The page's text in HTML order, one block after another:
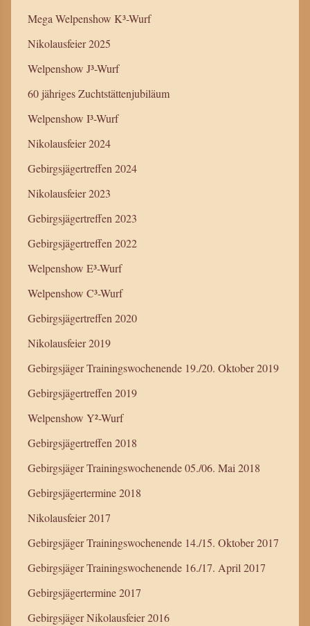
Mega Welpenshow K³-Wurf
Nikolausfeier 2025
Welpenshow J³-Wurf
60 jähriges Zuchtstättenjubiläum
Welpenshow I³-Wurf
Nikolausfeier 2024
Gebirgsjägertreffen 2024
Nikolausfeier 2023
Gebirgsjägertreffen 2023
Gebirgsjägertreffen 2022
Welpenshow E³-Wurf
Welpenshow C³-Wurf
Gebirgsjägertreffen 2020
Nikolausfeier 2019
Gebirgsjäger Trainingswochenende 19./20. Oktober 2019
Gebirgsjägertreffen 2019
Welpenshow Y²-Wurf
Gebirgsjägertreffen 2018
Gebirgsjäger Trainingswochenende 05./06. Mai 2018
Gebirgsjägertermine 2018
Nikolausfeier 2017
Gebirgsjäger Trainingswochenende 14./15. Oktober 2017
Gebirgsjäger Trainingswochenende 16./17. April 2017
Gebirgsjägertermine 2017
Gebirgsjäger Nikolausfeier 2016